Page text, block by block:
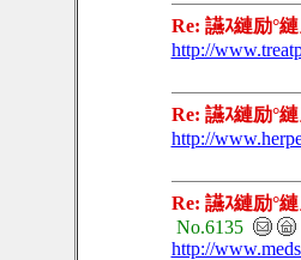
Re: 讌ｽ縺励°
http://
Re: 讌ｽ縺励°
http://
Re: 讌ｽ縺励°
No.6135
http://